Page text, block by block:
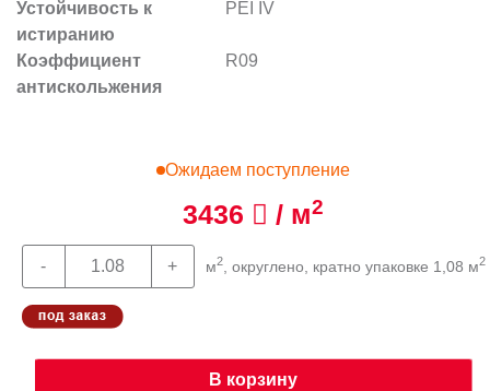
Устойчивость к
истиранию
PEI IV
Коэффициент
антискольжения
R09
Ожидаем поступление
3436 / м2
м2, округлено, кратно упаковке 1,08 м2
В корзину